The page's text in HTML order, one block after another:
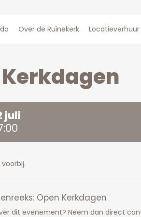
Over de Ruïnekerk Locatieverhuur
juli
Open Kerkdagen
dit evenement? Neem dan direct